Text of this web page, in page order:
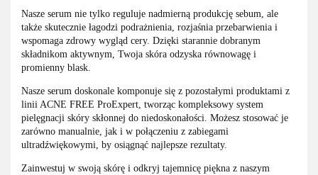
Nasze serum nie tylko reguluje nadmierną produkcję sebum, ale
także skutecznie łagodzi podrażnienia, rozjaśnia przebarwienia i
wspomaga zdrowy wygląd cery. Dzięki starannie dobranym
składnikom aktywnym, Twoja skóra odzyska równowagę i
promienny blask.
Nasze serum doskonale komponuje się z pozostałymi produktami z
linii ACNE FREE ProExpert, tworząc kompleksowy system
pielęgnacji skóry skłonnej do niedoskonałości. Możesz stosować je
zarówno manualnie, jak i w połączeniu z zabiegami
ultradźwiękowymi, by osiągnąć najlepsze rezultaty.
Zainwestuj w swoją skórę i odkryj tajemnicę piękna z naszym